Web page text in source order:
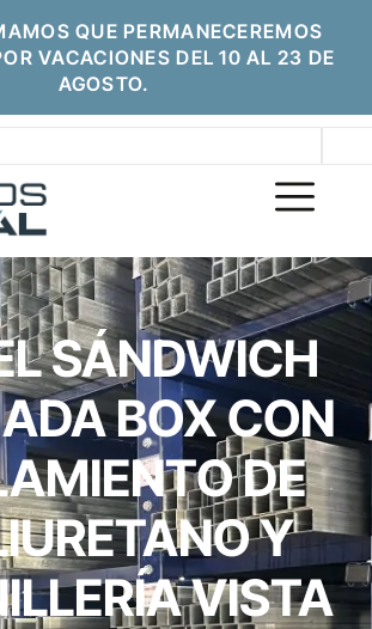
QUE PERMANECEREMOS
VACACIONES DEL 10 AL 23 DE
AGOSTO.
SÁNDWICH
BOX CON
DE
Y
VISTA